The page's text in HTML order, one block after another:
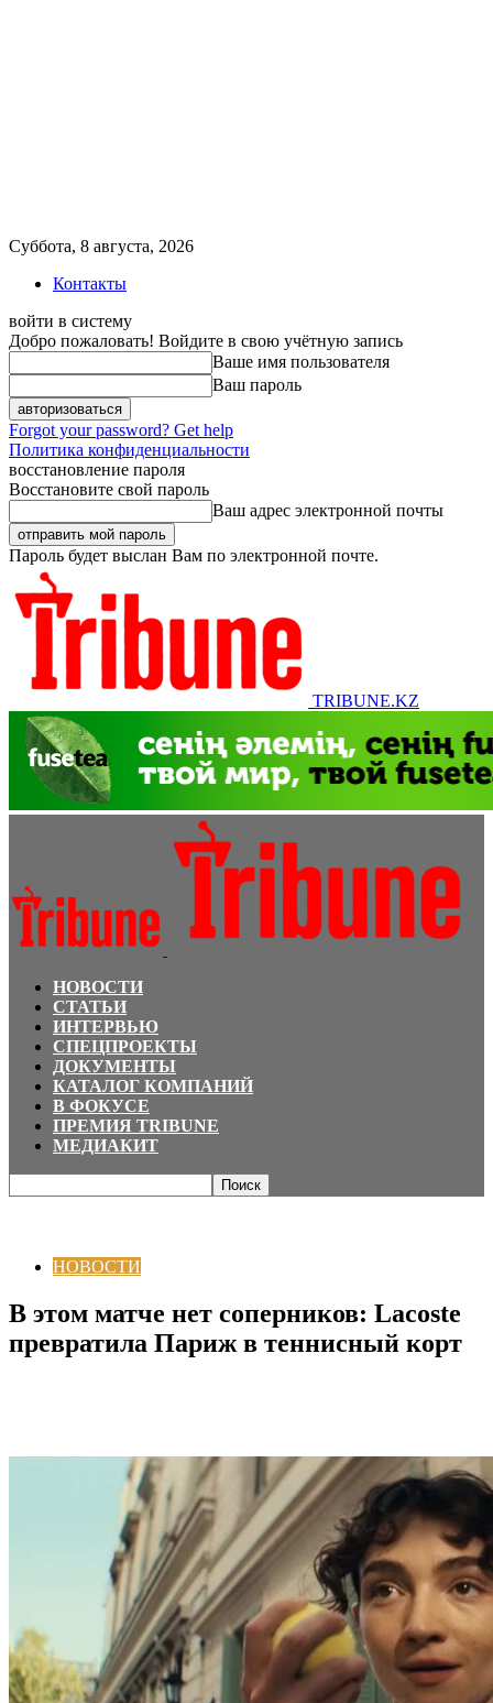
Суббота, 8 августа, 2026
Контакты
войти в систему
Добро пожаловать! Войдите в свою учётную запись
Ваше имя пользователя
Ваш пароль
Forgot your password? Get help
Политика конфиденциальности
восстановление пароля
Восстановите свой пароль
Ваш адрес электронной почты
Пароль будет выслан Вам по электронной почте.
TRIBUNE.KZ
НОВОСТИ
СТАТЬИ
ИНТЕРВЬЮ
СПЕЦПРОЕКТЫ
ДОКУМЕНТЫ
КАТАЛОГ КОМПАНИЙ
В ФОКУСЕ
ПРЕМИЯ TRIBUNE
МЕДИАКИТ
НОВОСТИ
В этом матче нет соперников: Lacoste
превратила Париж в теннисный корт